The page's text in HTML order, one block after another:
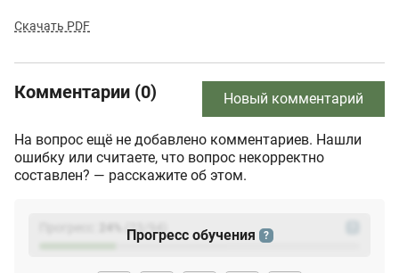
Скачать PDF
Комментарии (0) Новый комментарий
На вопрос ещё не добавлено комментариев. Нашли
ошибку или считаете, что вопрос некорректно
составлен? — расскажите об этом.
(23
Прогресс обучения ?